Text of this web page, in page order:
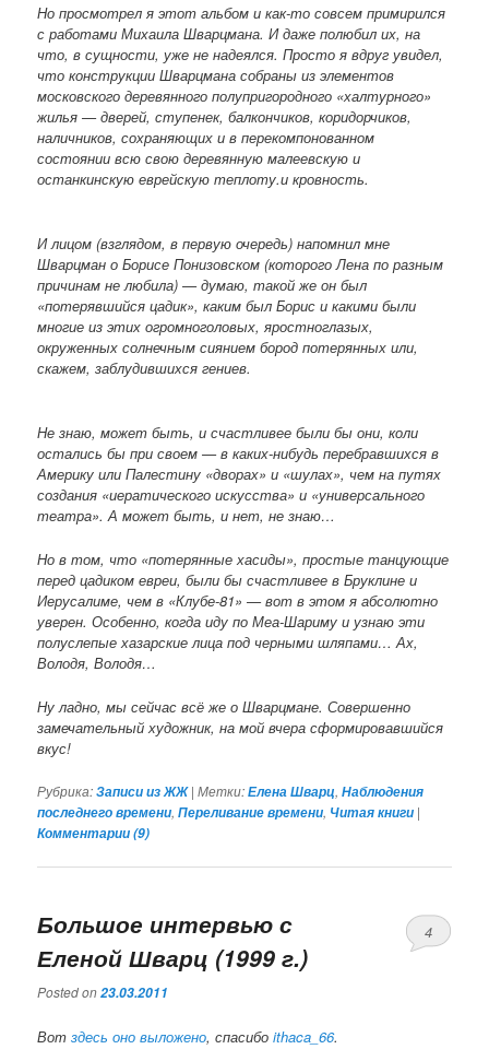
Но просмотрел я этот альбом и как-то совсем примирился
с работами Михаила Шварцмана. И даже полюбил их, на
что, в сущности, уже не надеялся. Просто я вдруг увидел,
что конструкции Шварцмана собраны из элементов
московского деревянного полупригородного «халтурного»
жилья — дверей, ступенек, балкончиков, коридорчиков,
наличников, сохраняющих и в перекомпонованном
состоянии всю свою деревянную малеевскую и
останкинскую еврейскую теплоту.и кровность.
И лицом (взглядом, в первую очередь) напомнил мне
Шварцман о Борисе Понизовском (которого Лена по разным
причинам не любила) — думаю, такой же он был
«потерявшийся цадик», каким был Борис и какими были
многие из этих огромноголовых, яростноглазых,
окруженных солнечным сиянием бород потерянных или,
скажем, заблудившихся гениев.
Не знаю, может быть, и счастливее были бы они, коли
остались бы при своем — в каких-нибудь перебравшихся в
Америку или Палестину «дворах» и «шулах», чем на путях
создания «иератического искусства» и «универсального
театра». А может быть, и нет, не знаю…
Но в том, что «потерянные хасиды», простые танцующие
перед цадиком евреи, были бы счастливее в Бруклине и
Иерусалиме, чем в «Клубе-81» — вот в этом я абсолютно
уверен. Особенно, когда иду по Меа-Шариму и узнаю эти
полуслепые хазарские лица под черными шляпами… Ах,
Володя, Володя…
Ну ладно, мы сейчас всё же о Шварцмане. Совершенно
замечательный художник, на мой вчера сформировавшийся
вкус!
Рубрика:Записи из ЖЖ |Метки:Елена Шварц,Наблюдения
последнего времени,Переливание времени, Читая книги |
Комментарии (9)
Большое интервью с
Еленой Шварц (1999 г.)
Posted on23.03.2011
4
Вотздесь оно выложено, спасибоithaca_66.